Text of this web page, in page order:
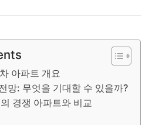
아파트 개요
망: 무엇을 기대할 수 있을까?
경쟁 아파트와 비교